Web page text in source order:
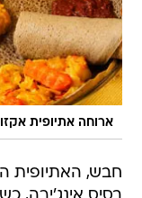
ארוחה אתיופית
חבש, האתיופית